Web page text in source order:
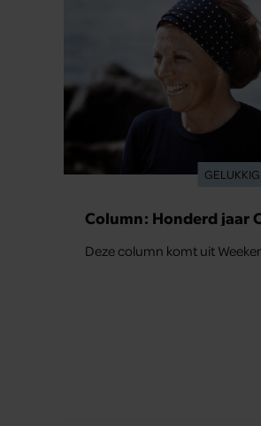
GELUKKIG
Column: Honderd jaar
Deze column komt uit